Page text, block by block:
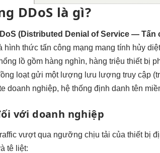
DDoS là gì?
(Distributed Denial of Service —
hình thức tấn công mạng mang tính hủy
lồ gồm hàng nghìn, hàng triệu thiết bị
loạt gửi một lượng lưu lượng truy cập
doanh nghiệp, hệ thống định danh tên
với doanh nghiệp
vượt qua ngưỡng chịu tải của thiết bị
tê liệt: